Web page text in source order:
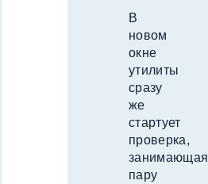
В
новом
окне
утилиты
сразу
же
стартует
проверка,
занимающая
пару